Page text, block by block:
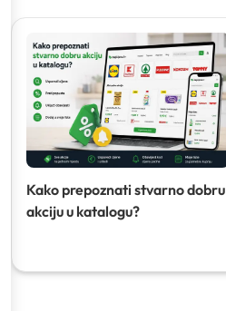
Kako prepoznati stvarno dobru
akciju u katalogu?